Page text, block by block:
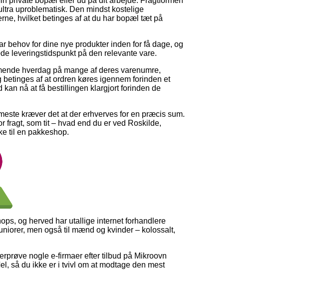
uproblematisk. Den mindst kostelige
hvilket betinges af at du har bopæl tæt på
behov for dine nye produkter inden for få dage, og
leveringstidspunkt på den relevante vare.
hverdag på mange af deres varenumre,
af at ordren køres igennem forinden et
kan nå at få bestillingen klargjort forinden de
kræver det at der erhverves for en præcis sum.
som tit – hvad end du er ved Roskilde,
til en pakkeshop.
og herved har utallige internet forhandlere
men også til mænd og kvinder – kolossalt,
nogle e-firmaer efter tilbud på Mikroovn
så du ikke er i tvivl om at modtage den mest